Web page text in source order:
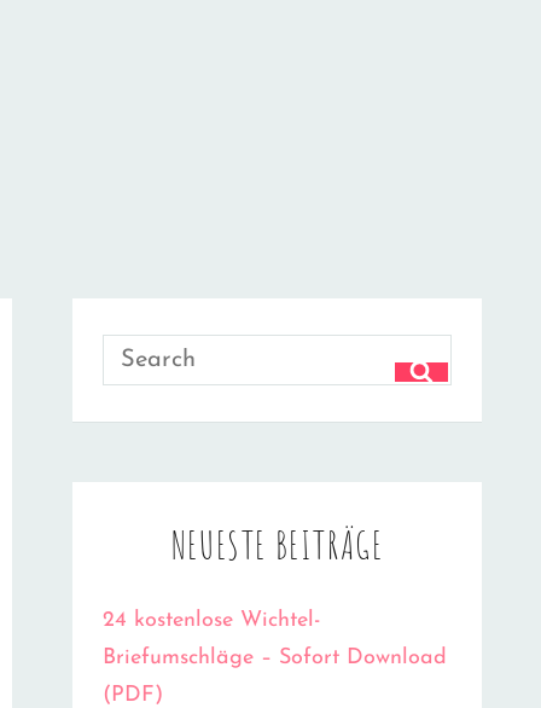
Search
for:
SEARCH
NEUESTE BEITRÄGE
24 kostenlose Wichtel-
Briefumschläge – Sofort Download
(PDF)